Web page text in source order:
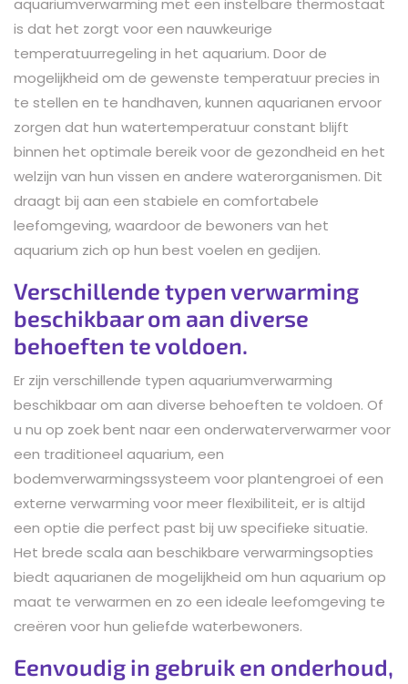
is dat het zorgt voor een nauwkeurige
temperatuurregeling in het aquarium. Door de
mogelijkheid om de gewenste temperatuur precies in
te stellen en te handhaven, kunnen aquarianen ervoor
zorgen dat hun watertemperatuur constant blijft
binnen het optimale bereik voor de gezondheid en het
welzijn van hun vissen en andere waterorganismen. Dit
draagt bij aan een stabiele en comfortabele
leefomgeving, waardoor de bewoners van het
aquarium zich op hun best voelen en gedijen.
Verschillende typen verwarming
beschikbaar om aan diverse
behoeften te voldoen.
Er zijn verschillende typen aquariumverwarming
beschikbaar om aan diverse behoeften te voldoen. Of
u nu op zoek bent naar een onderwaterverwarmer voor
een traditioneel aquarium, een
bodemverwarmingssysteem voor plantengroei of een
externe verwarming voor meer flexibiliteit, er is altijd
een optie die perfect past bij uw specifieke situatie.
Het brede scala aan beschikbare verwarmingsopties
biedt aquarianen de mogelijkheid om hun aquarium op
maat te verwarmen en zo een ideale leefomgeving te
creëren voor hun geliefde waterbewoners.
Eenvoudig in gebruik en onderhoud,